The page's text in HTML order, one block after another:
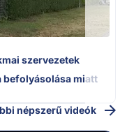
szervezetek
befolyásolása miatt
népszerű videók